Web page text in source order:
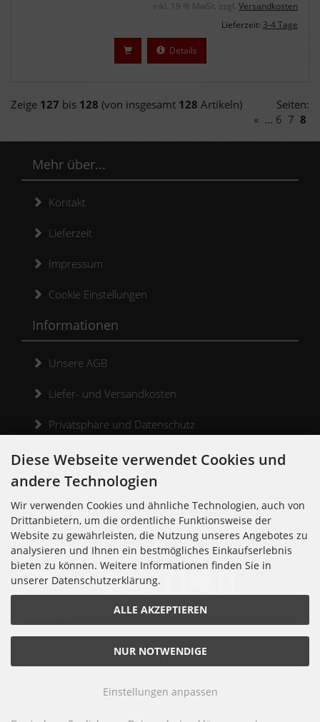
inkl. 19 % MwSt. zzgl. Versandkosten
Lieferzeit: 3-4 Tage
Details
Zeige 127 bis 128 (von insgesamt 128 Artikeln)
Seiten:
« ... 6 7 8
Mehr über...
Kontakt
Lieferzeit
Impressum
Cookie Einstellungen
Informationen
Unsere AGB
Liefer- und Versandkosten
Privatsphäre und Datenschutz
Widerrufsrecht
Widerrufsformular
Kontakt
10997 Berlin
E-Mail: order[at]noisolution[punkt]de
Diese Webseite verwendet Cookies und
andere Technologien
Wir verwenden Cookies und ähnliche Technologien, auch von
Drittanbietern, um die ordentliche Funktionsweise der
Website zu gewährleisten, die Nutzung unseres Angebotes zu
analysieren und Ihnen ein bestmögliches Einkaufserlebnis
bieten zu können. Weitere Informationen finden Sie in
unserer Datenschutzerklärung.
ALLE AKZEPTIEREN
NUR NOTWENDIGE
Einstellungen anpassen